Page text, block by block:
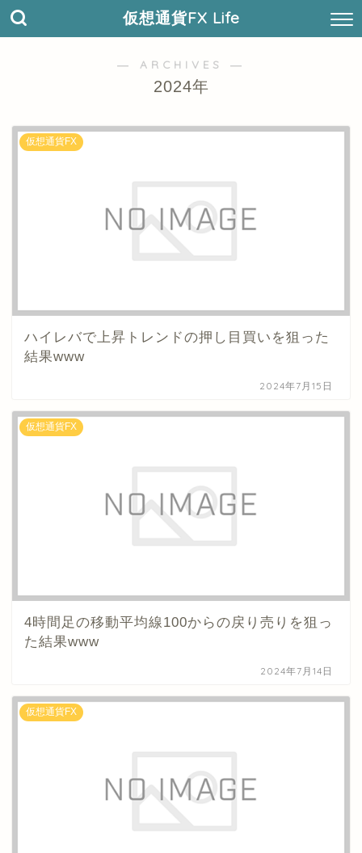
仮想通貨FX Life
― ARCHIVES ―
2024年
仮想通貨FX
ハイレバで上昇トレンドの押し目買いを狙った
結果www
2024年7月15日
仮想通貨FX
4時間足の移動平均線100からの戻り売りを狙っ
た結果www
2024年7月14日
仮想通貨FX